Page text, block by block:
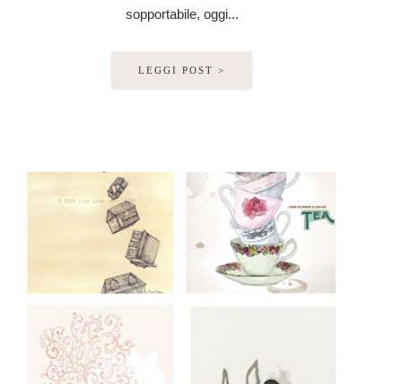
sopportabile, oggi...
LEGGI POST >